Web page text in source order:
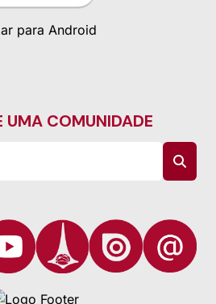
para Android
UMA COMUNIDADE